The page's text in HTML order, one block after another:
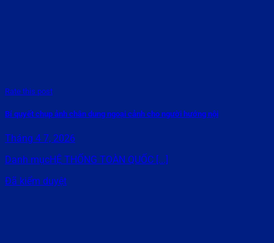
Rate this post
Bí quyết chụp ảnh chân dung ngoại cảnh cho người hướng nội
Tháng 4 7, 2026
Danh mụcHỆ THỐNG TOÀN QUỐC [...]
Đã kiểm duyệt